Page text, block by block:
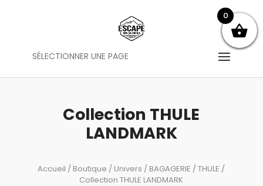
SÉLECTIONNER UNE PAGE
Collection THULE
LANDMARK
Accueil / Boutique / Univers / BAGAGERIE /THULE /
Collection THULE LANDMARK
0